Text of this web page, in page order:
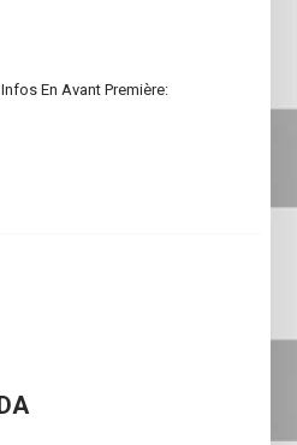
En Avant Première: